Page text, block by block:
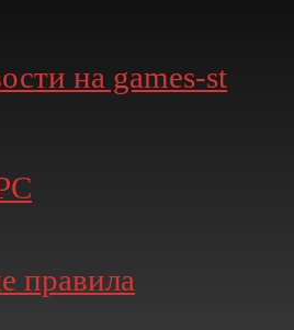
на games-st
правила